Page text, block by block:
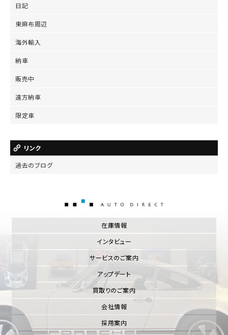
日記
東麻布周辺
海外輸入
納車
販売中
遠方納車
限定車
リンク
過去のブログ
在庫情報
インタビュー
サービスのご案内
アップデート
買取りのご案内
会社情報
採用案内